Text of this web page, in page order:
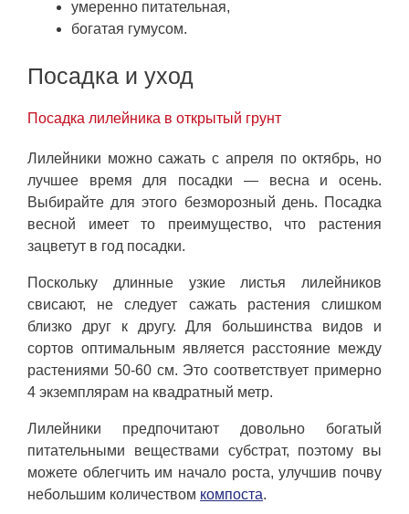
умеренно питательная,
богатая гумусом.
Посадка и уход
Посадка лилейника в открытый грунт
Лилейники можно сажать с апреля по октябрь, но
лучшее время для посадки — весна и осень.
Выбирайте для этого безморозный день. Посадка
весной имеет то преимущество, что растения
зацветут в год посадки.
Поскольку длинные узкие листья лилейников
свисают, не следует сажать растения слишком
близко друг к другу. Для большинства видов и
сортов оптимальным является расстояние между
растениями 50-60 см. Это соответствует примерно
4 экземплярам на квадратный метр.
Лилейники предпочитают довольно богатый
питательными веществами субстрат, поэтому вы
можете облегчить им начало роста, улучшив почву
небольшим количеством компоста.